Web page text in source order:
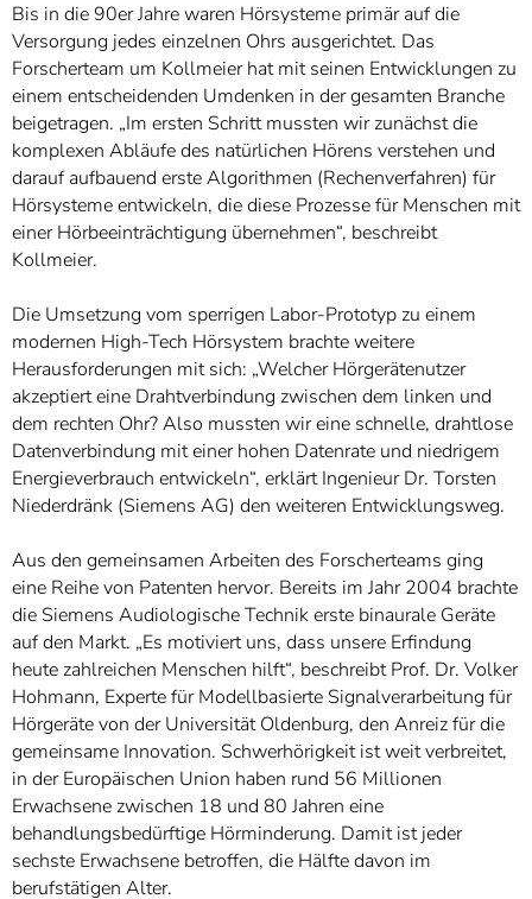
Bis in die 90er Jahre waren Hörsysteme primär auf die
Versorgung jedes einzelnen Ohrs ausgerichtet. Das
Forscherteam um Kollmeier hat mit seinen Entwicklungen zu
einem entscheidenden Umdenken in der gesamten Branche
beigetragen. „Im ersten Schritt mussten wir zunächst die
komplexen Abläufe des natürlichen Hörens verstehen und
darauf aufbauend erste Algorithmen (Rechenverfahren) für
Hörsysteme entwickeln, die diese Prozesse für Menschen mit
einer Hörbeeinträchtigung übernehmen“, beschreibt
Kollmeier.
Die Umsetzung vom sperrigen Labor-Prototyp zu einem
modernen High-Tech Hörsystem brachte weitere
Herausforderungen mit sich: „Welcher Hörgerätenutzer
akzeptiert eine Drahtverbindung zwischen dem linken und
dem rechten Ohr? Also mussten wir eine schnelle, drahtlose
Datenverbindung mit einer hohen Datenrate und niedrigem
Energieverbrauch entwickeln“, erklärt Ingenieur Dr. Torsten
Niederdränk (Siemens AG) den weiteren Entwicklungsweg.
Aus den gemeinsamen Arbeiten des Forscherteams ging
eine Reihe von Patenten hervor. Bereits im Jahr 2004 brachte
die Siemens Audiologische Technik erste binaurale Geräte
auf den Markt. „Es motiviert uns, dass unsere Erfindung
heute zahlreichen Menschen hilft“, beschreibt Prof. Dr. Volker
Hohmann, Experte für Modellbasierte Signalverarbeitung für
Hörgeräte von der Universität Oldenburg, den Anreiz für die
gemeinsame Innovation. Schwerhörigkeit ist weit verbreitet,
in der Europäischen Union haben rund 56 Millionen
Erwachsene zwischen 18 und 80 Jahren eine
behandlungsbedürftige Hörminderung. Damit ist jeder
sechste Erwachsene betroffen, die Hälfte davon im
berufstätigen Alter.